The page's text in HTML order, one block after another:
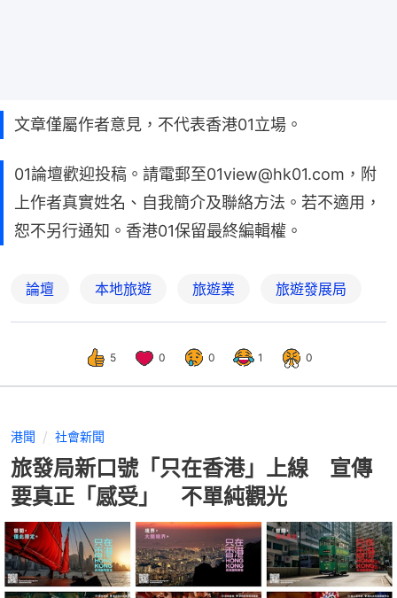
文章僅屬作者意見，不代表香港01立場。
01論壇歡迎投稿。請電郵至01view@hk01.com，附
上作者真實姓名、自我簡介及聯絡方法。若不適用，
恕不另行通知。香港01保留最終編輯權。
論壇 本地旅遊 旅遊業 旅遊發展局
5 0 0 1 0
港聞 社會新聞
旅發局新口號「只在香港」上線 宣傳
要真正「感受」 不單純觀光